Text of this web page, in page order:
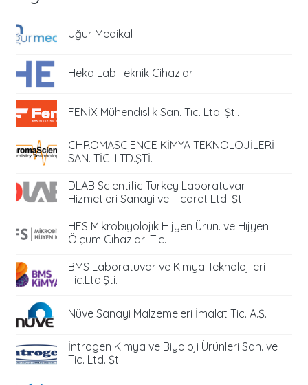
Uğur Medikal
Heka Lab Teknik Cihazlar
FENİX Mühendislik San. Tic. Ltd. Şti.
CHROMASCIENCE KİMYA TEKNOLOJİLERİ
SAN. TİC. LTD.ŞTİ.
DLAB Scientific Turkey Laboratuvar
Hizmetleri Sanayi ve Ticaret Ltd. Şti.
HFS Mikrobiyolojik Hijyen Ürün. ve Hijyen
Ölçüm Cihazları Tic.
BMS Laboratuvar ve Kimya Teknolojileri
Tic.Ltd.Şti.
Nüve Sanayi Malzemeleri İmalat Tic. A.Ş.
İntrogen Kimya ve Biyoloji Ürünleri San. ve
Tic. Ltd. Şti.